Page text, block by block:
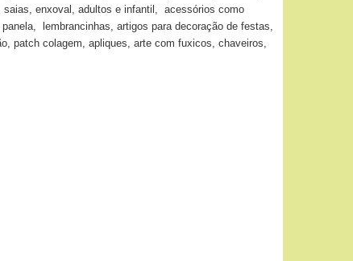
saias, enxoval, adultos e infantil, acessórios como
lembrancinhas, artigos para decoração de festas,
patch colagem, apliques, arte com fuxicos, chaveiros,